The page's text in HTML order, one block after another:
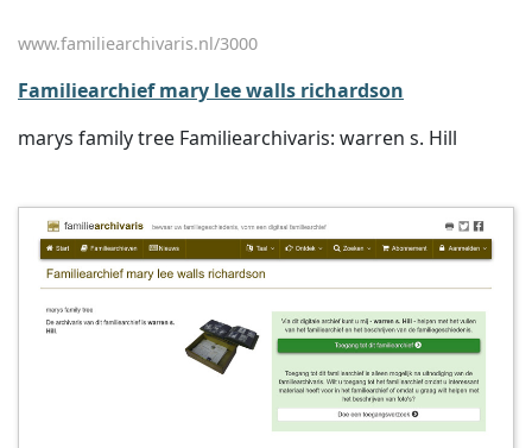
www.familiearchivaris.nl/3000
Familiearchief mary lee walls richardson
marys family tree Familiearchivaris: warren s. Hill